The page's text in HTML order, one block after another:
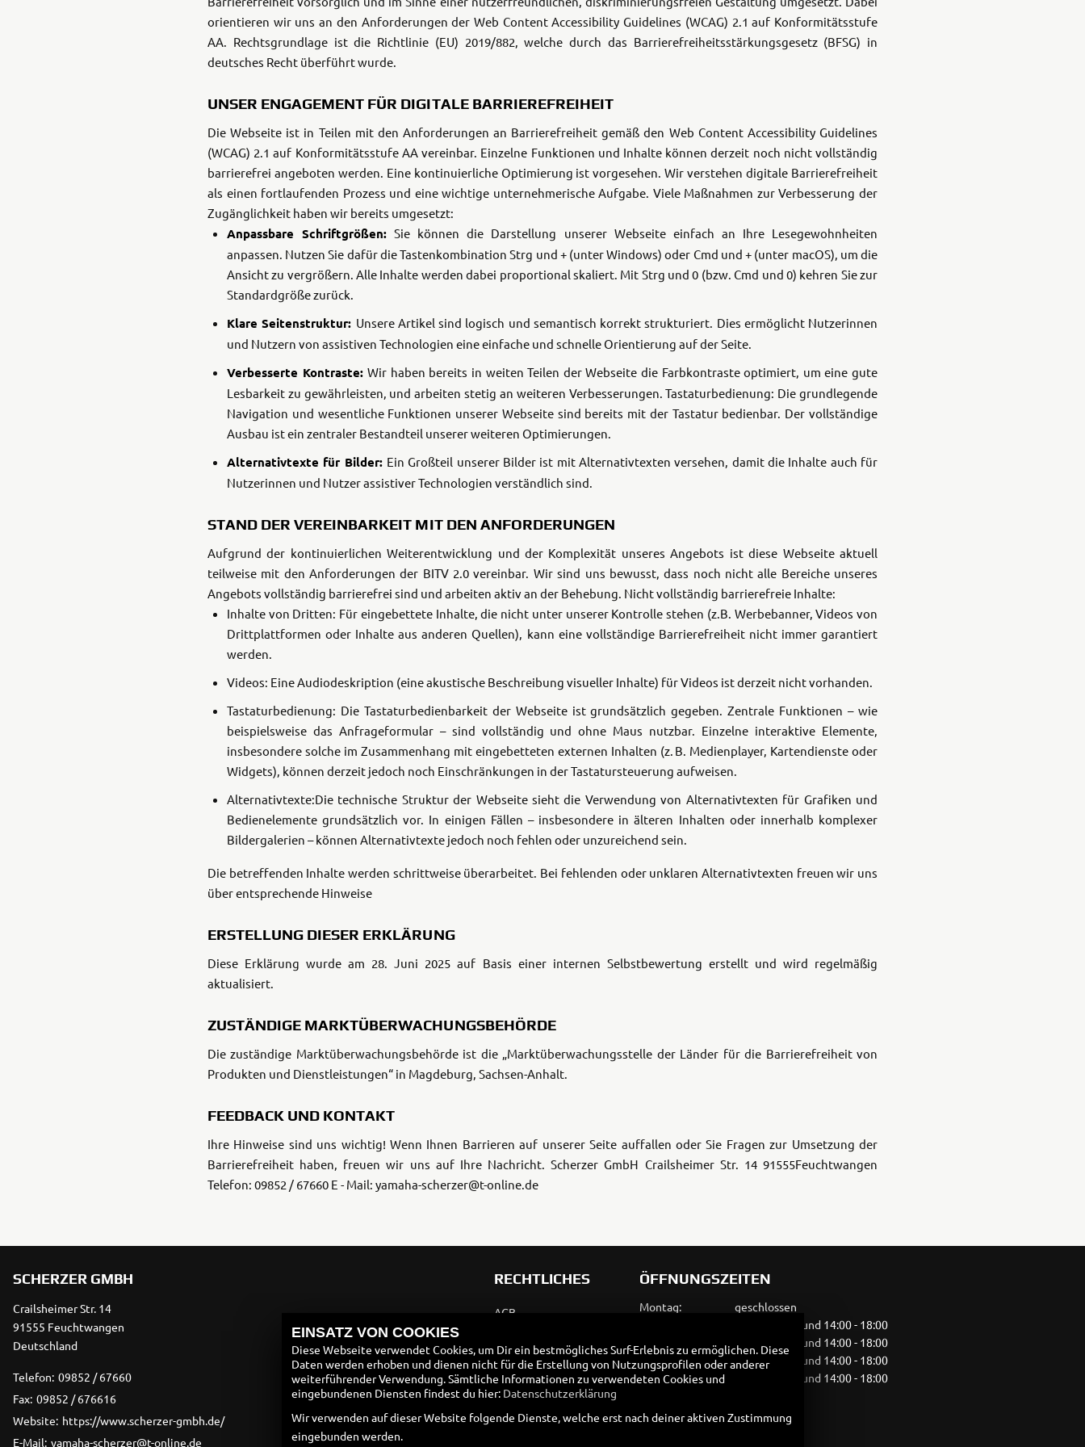
Sport
B
RMAX 4
LE
B
X2 850
B
X2 850 SE
Wolverine
Wolverine
orientieren wir uns an den Anforderungen der Web Content Accessibility Guidelines (WCAG) 2.1 auf Konformitätsstufe
AA. Rechtsgrundlage ist die Richtlinie (EU) 2019/882, welche durch das Barrierefreiheitsstärkungsgesetz (BFSG) in
deutsches Recht überführt wurde.
UNSER ENGAGEMENT FÜR DIGITALE BARRIEREFREIHEIT
Die Webseite ist in Teilen mit den Anforderungen an Barrierefreiheit gemäß den Web Content Accessibility Guidelines
(WCAG) 2.1 auf Konformitätsstufe AA vereinbar. Einzelne Funktionen und Inhalte können derzeit noch nicht vollständig
barrierefrei angeboten werden. Eine kontinuierliche Optimierung ist vorgesehen. Wir verstehen digitale Barrierefreiheit
als einen fortlaufenden Prozess und eine wichtige unternehmerische Aufgabe. Viele Maßnahmen zur Verbesserung der
Zugänglichkeit haben wir bereits umgesetzt:
Anpassbare Schriftgrößen: Sie können die Darstellung unserer Webseite einfach an Ihre Lesegewohnheiten
anpassen. Nutzen Sie dafür die Tastenkombination Strg und + (unter Windows) oder Cmd und + (unter macOS), um die
Ansicht zu vergrößern. Alle Inhalte werden dabei proportional skaliert. Mit Strg und 0 (bzw. Cmd und 0) kehren Sie zur
Standardgröße zurück.
Klare Seitenstruktur: Unsere Artikel sind logisch und semantisch korrekt strukturiert. Dies ermöglicht Nutzerinnen
und Nutzern von assistiven Technologien eine einfache und schnelle Orientierung auf der Seite.
Verbesserte Kontraste:Wir haben bereits in weiten Teilen der Webseite die Farbkontraste optimiert, um eine gute
Lesbarkeit zu gewährleisten, und arbeiten stetig an weiteren Verbesserungen. Tastaturbedienung: Die grundlegende
Navigation und wesentliche Funktionen unserer Webseite sind bereits mit der Tastatur bedienbar. Der vollständige
Ausbau ist ein zentraler Bestandteil unserer weiteren Optimierungen.
Alternativtexte für Bilder: Ein Großteil unserer Bilder ist mit Alternativtexten versehen, damit die Inhalte auch für
Nutzerinnen und Nutzer assistiver Technologien verständlich sind.
STAND DER VEREINBARKEIT MIT DEN ANFORDERUNGEN
Aufgrund der kontinuierlichen Weiterentwicklung und der Komplexität unseres Angebots ist diese Webseite aktuell
teilweise mit den Anforderungen der BITV 2.0 vereinbar. Wir sind uns bewusst, dass noch nicht alle Bereiche unseres
Angebots vollständig barrierefrei sind und arbeiten aktiv an der Behebung. Nicht vollständig barrierefreie Inhalte:
Inhalte von Dritten: Für eingebettete Inhalte, die nicht unter unserer Kontrolle stehen (z.B. Werbebanner, Videos von
Drittplattformen oder Inhalte aus anderen Quellen), kann eine vollständige Barrierefreiheit nicht immer garantiert
werden.
Videos: Eine Audiodeskription (eine akustische Beschreibung visueller Inhalte) für Videos ist derzeit nicht vorhanden.
Tastaturbedienung: Die Tastaturbedienbarkeit der Webseite ist grundsätzlich gegeben. Zentrale Funktionen – wie
beispielsweise das Anfrageformular – sind vollständig und ohne Maus nutzbar. Einzelne interaktive Elemente,
insbesondere solche im Zusammenhang mit eingebetteten externen Inhalten (z. B. Medienplayer, Kartendienste oder
Widgets), können derzeit jedoch noch Einschränkungen in der Tastatursteuerung aufweisen.
Alternativtexte:Die technische Struktur der Webseite sieht die Verwendung von Alternativtexten für Grafiken und
Bedienelemente grundsätzlich vor. In einigen Fällen – insbesondere in älteren Inhalten oder innerhalb komplexer
Bildergalerien – können Alternativtexte jedoch noch fehlen oder unzureichend sein.
Die betreffenden Inhalte werden schrittweise überarbeitet. Bei fehlenden oder unklaren Alternativtexten freuen wir uns
über entsprechende Hinweise
ERSTELLUNG DIESER ERKLÄRUNG
Diese Erklärung wurde am 28. Juni 2025 auf Basis einer internen Selbstbewertung erstellt und wird regelmäßig
aktualisiert.
ZUSTÄNDIGE MARKTÜBERWACHUNGSBEHÖRDE
Die zuständige Marktüberwachungsbehörde ist die „Marktüberwachungsstelle der Länder für die Barrierefreiheit von
Produkten und Dienstleistungen“ in Magdeburg, Sachsen-Anhalt.
FEEDBACK UND KONTAKT
Ihre Hinweise sind uns wichtig! Wenn Ihnen Barrieren auf unserer Seite auffallen oder Sie Fragen zur Umsetzung der
Barrierefreiheit haben, freuen wir uns auf Ihre Nachricht. Scherzer GmbH Crailsheimer Str. 1491555Feuchtwangen
Telefon: 09852 / 67660 E - Mail: yamaha-scherzer@t-online.de
SCHERZER GMBH
Crailsheimer Str. 14
91555 Feuchtwangen
Deutschland
Telefon: 09852 / 67660
Fax: 09852 / 676616
Website: https://www.scherzer-gmbh.de/
E-Mail: yamaha-scherzer@t-online.de
RECHTLICHES
AGB
Datenschutz
Disclaimer
Barrierefreiheit
ÖFFNUNGSZEITEN
Montag:
geschlossen
09:00 - 13:00 und 14:00 - 18:00
Mittwoch:
09:00 - 13:00 und 14:00 - 18:00
Donnerstag:
09:00 - 13:00 und 14:00 - 18:00
Freitag:
09:00 - 13:00 und 14:00 - 18:00
Sonntag:
geschlossen
EINSATZ VON COOKIES
Diese Webseite verwendet Cookies, um Dir ein bestmögliches Surf-Erlebnis zu ermöglichen. Diese
Daten werden erhoben und dienen nicht für die Erstellung von Nutzungsprofilen oder anderer
weiterführender Verwendung. Sämtliche Informationen zu verwendeten Cookies und
eingebundenen Diensten findest du hier: Datenschutzerklärung
Wir verwenden auf dieser Website folgende Dienste, welche erst nach deiner aktiven Zustimmung
eingebunden werden.